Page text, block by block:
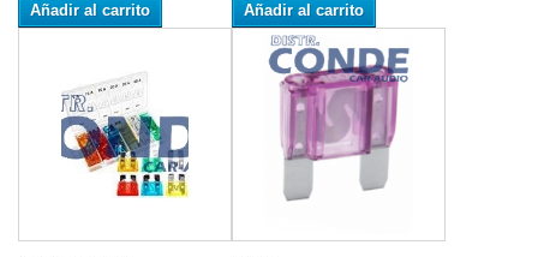
Añadir al carrito Añadir al carrito